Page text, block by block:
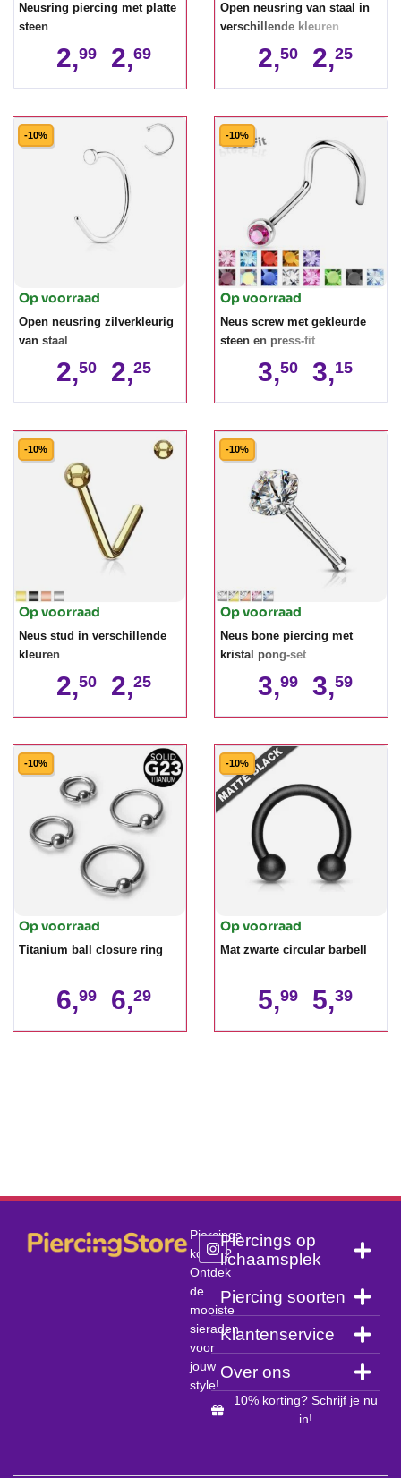
Neusring piercing met platte
steen
2,99 2,69
Open neusring van staal in
verschillende kleuren
2,50 2,25
-10%
Op voorraad
Open neusring zilverkleurig
van staal
2,50 2,25
-10%
Op voorraad
Neus screw met gekleurde
steen en press-fit
3,50 3,15
-10%
Op voorraad
Neus stud in verschillende
kleuren
2,50 2,25
-10%
Op voorraad
Neus bone piercing met
kristal pong-set
3,99 3,59
-10%
Op voorraad
Titanium ball closure ring
6,99 6,29
-10%
Op voorraad
Mat zwarte circular barbell
5,99 5,39
Piercings
kopen?
Ontdek
de
mooiste
sieraden
voor
jouw
style!
Piercings op
lichaamsplek
Piercing soorten
Klantenservice
Over ons
10% korting? Schrijf je nu
in!